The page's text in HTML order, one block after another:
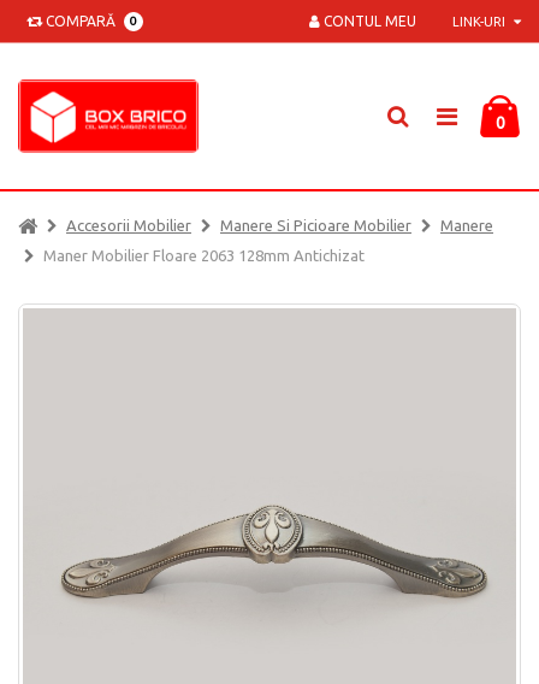
COMPARĂ 0 LINK-URI
CONTUL MEU
0
Accesorii Mobilier Manere Si Picioare Mobilier
Manere
Maner Mobilier Floare 2063 128mm Antichizat